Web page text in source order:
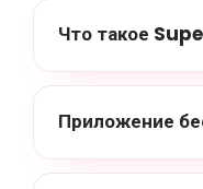
Что такое
Приложение